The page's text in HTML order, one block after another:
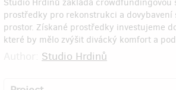
Studio Hrdinů zakládá crowdfundingovou
prostředky pro rekonstrukci a dovybavení
prostor. Získané prostředky investujeme
které by mělo zvýšit divácký komfort a
Studio Hrdinů